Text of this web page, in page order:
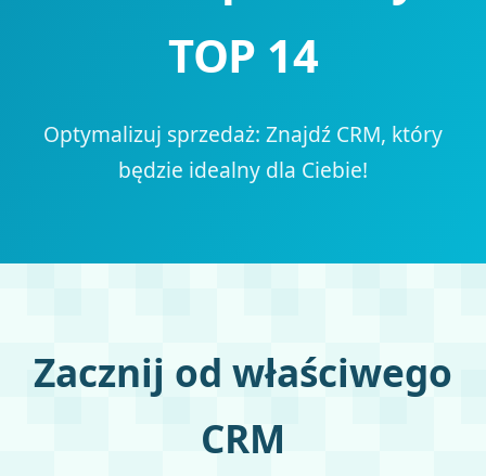
TOP 14
Optymalizuj sprzedaż: Znajdź CRM, który
będzie idealny dla Ciebie!
Zacznij od właściwego
CRM